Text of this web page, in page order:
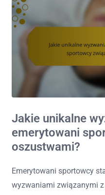
Jakie unikalne
emerytowani
oszustwami?
Emerytowani sportowcy
wyzwaniami związanymi